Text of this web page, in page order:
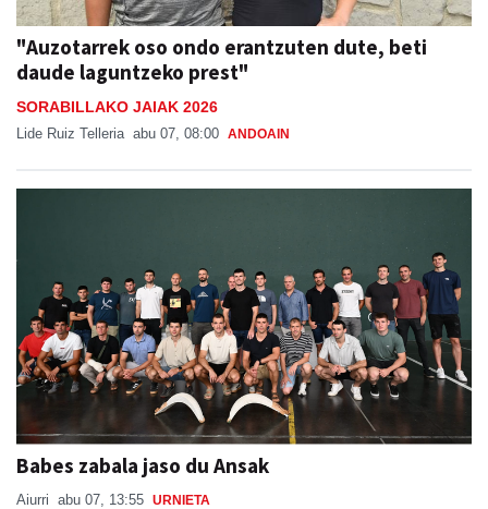
"Auzotarrek oso ondo erantzuten dute, beti
daude laguntzeko prest"
SORABILLAKO JAIAK 2026
Lide Ruiz Telleria abu 07, 08:00 ANDOAIN
Babes zabala jaso du Ansak
Aiurri abu 07, 13:55 URNIETA